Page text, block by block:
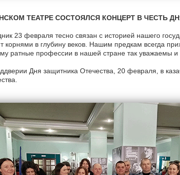
ТЕАТРЕ СОСТОЯЛСЯ КОНЦЕРТ В ЧЕСТЬ
23 февраля тесно связан с историей нашего
корнями в глубину веков. Нашим предкам всегда
ратные профессии в нашей стране так уважаемы и
Дня защитника Отечества, 20 февраля, в